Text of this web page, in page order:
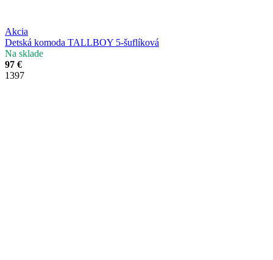
Akcia
Detská komoda TALLBOY 5-šuflíková
Na sklade
97 €
1397